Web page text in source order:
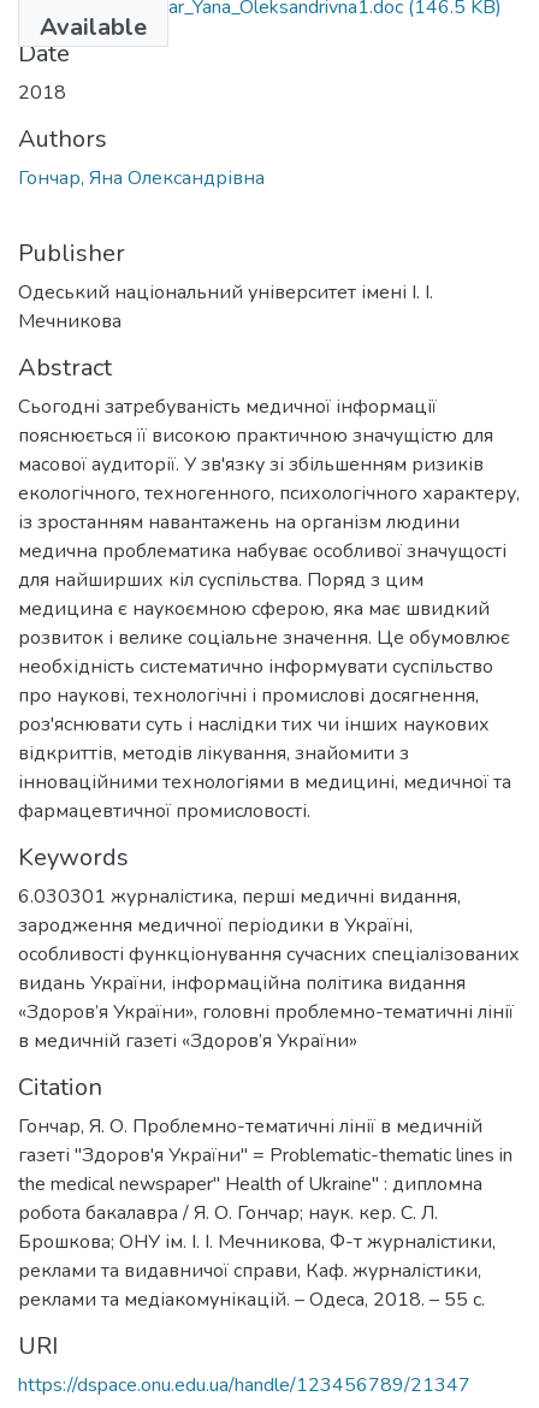
Available
6.030301_Honchar_Yana_Oleksandrivna1.doc (146.5 KB)
Date
2018
Authors
Гончар, Яна Олександрівна
Publisher
Одеський національний університет імені І. І.
Мечникова
Abstract
Сьогодні затребуваність медичної інформації
пояснюється її високою практичною значущістю для
масової аудиторії. У зв'язку зі збільшенням ризиків
екологічного, техногенного, психологічного характеру,
із зростанням навантажень на організм людини
медична проблематика набуває особливої значущості
для найширших кіл суспільства. Поряд з цим
медицина є наукоємною сферою, яка має швидкий
розвиток і велике соціальне значення. Це обумовлює
необхідність систематично інформувати суспільство
про наукові, технологічні і промислові досягнення,
роз'яснювати суть і наслідки тих чи інших наукових
відкриттів, методів лікування, знайомити з
інноваційними технологіями в медицині, медичної та
фармацевтичної промисловості.
Keywords
6.030301 журналістика, перші медичні видання,
зародження медичної періодики в Україні,
особливості функціонування сучасних спеціалізованих
видань України, інформаційна політика видання
«Здоров’я України», головні проблемно-тематичні лінії
в медичній газеті «Здоров’я України»
Citation
Гончар, Я. О. Проблемно-тематичні лінії в медичній
газеті "Здоров'я України" = Problematic-thematic lines in
the medical newspaper" Health of Ukraine" : дипломна
робота бакалавра / Я. О. Гончар; наук. кер. С. Л.
Брошкова; ОНУ ім. І. І. Мечникова, Ф-т журналістики,
реклами та видавничої справи, Каф. журналістики,
реклами та медіакомунікацій. – Одеса, 2018. – 55 с.
URI
https://dspace.onu.edu.ua/handle/123456789/21347